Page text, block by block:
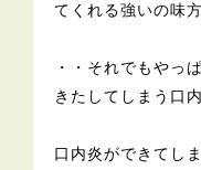
てくれる強いの味
・・それでもやっ
きたしてしまう口
口内炎ができてし